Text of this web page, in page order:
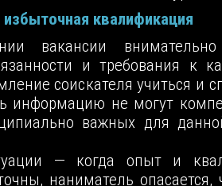
квалификация
вакансии внимательно
и требования к
соискателя учиться и
информацию не могут
важных для
— когда опыт и
наниматель опасается,